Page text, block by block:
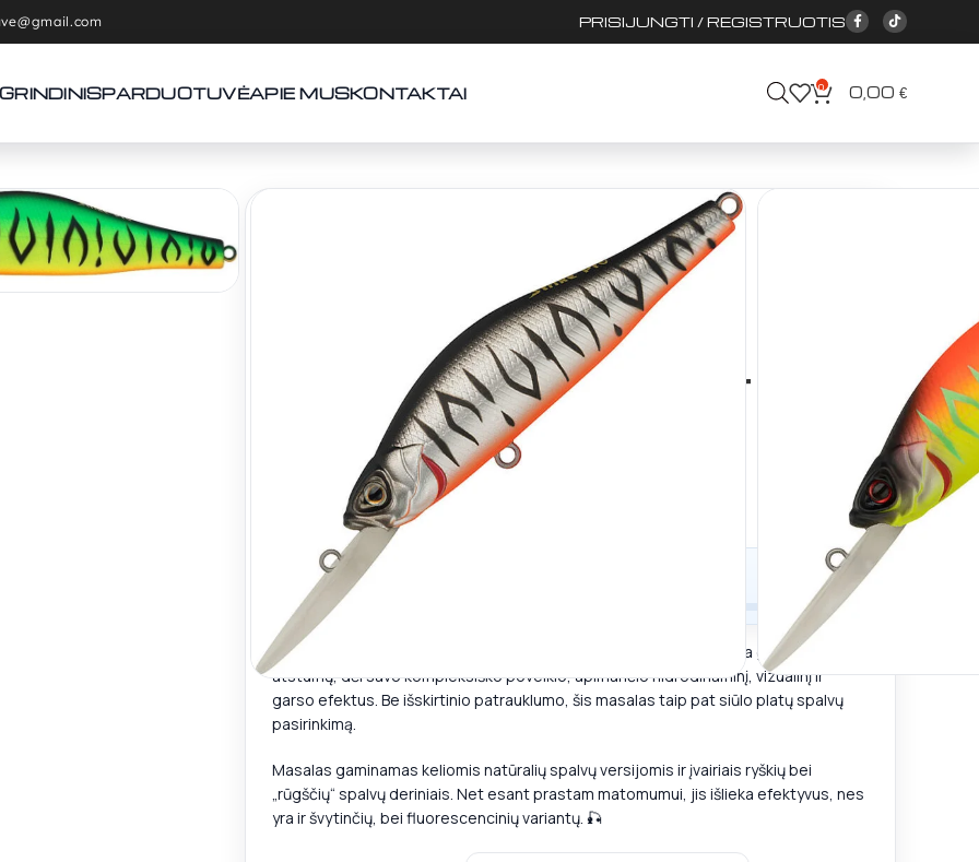
PRISIJUNGTI / REGISTRUOTIS
PARDUOTUVĖAPIE MUSKONTAKTAI 0 0,00 €
Vobleriai Strike Pro
Archback Deep Diver
80AL
€5,60€
Iki nemokamo DPD pristatymo liko
Vobleris Strike Pro Archback Deep Diver 80AL
efektyviai pritraukia grobį iš didelių
atstumų, dėl savo kompleksiško poveikio, apimančio hidrodinaminį, vizualinį ir
garso efektus. Be išskirtinio patrauklumo, šis masalas taip pat siūlo platų spalvų
pasirinkimą.
Masalas gaminamas keliomis natūralių spalvų versijomis ir įvairiais ryškių bei
„rūgščių“ spalvų deriniais. Net esant prastam matomumui, jis išlieka efektyvus, nes
yra ir švytinčių, bei fluorescencinių variantų. 🎣